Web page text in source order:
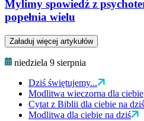
Mylimy spowiedź z
popełnia wielu
Załaduj więcej artykułów
niedziela 9 sierpnia
Dziś świętujemy...
Modlitwa wieczorna dla ciebie
Cytat z Biblii dla ciebie na dziś
Modlitwa dla ciebie na dziś